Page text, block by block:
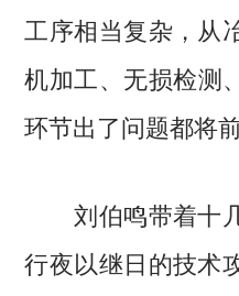
工序相当复杂，从
机加工、无损检
环节出了问题都将
刘伯鸣带着十
行夜以继日的技术